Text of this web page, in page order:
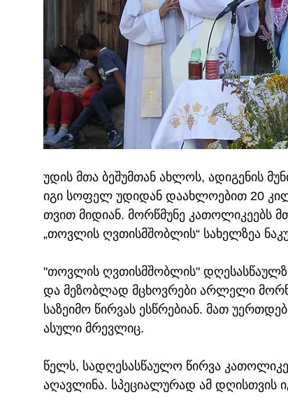
უდის მთა ბეშუმთან ახლოს, ადიგენის
იგი სოფელ უდიდან დაახლოებით 20
თვით მიდიან. მორწმუნე კათოლიკეებს
„თოვლის ღვთისმშობლის“ სახელზეა
"თოვლის ღვთისმშობლის"
და მეზობლად მცხოვრები არლელი
საზეიმო წირვას ესწრებიან. მათ
ასული მრევლიც.
წელს, სადღესასწაულო წირვა კათოლიკე
აღავლინა. სპეციალურად ამ დღისთვის